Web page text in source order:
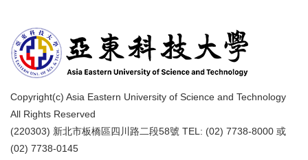
Copyright(c) Asia Eastern University of Science and Technology
All Rights Reserved
(220303) 新北市板橋區四川路二段58號 TEL: (02) 7738-8000 或
(02) 7738-0145